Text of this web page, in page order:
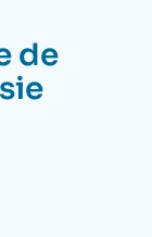
de